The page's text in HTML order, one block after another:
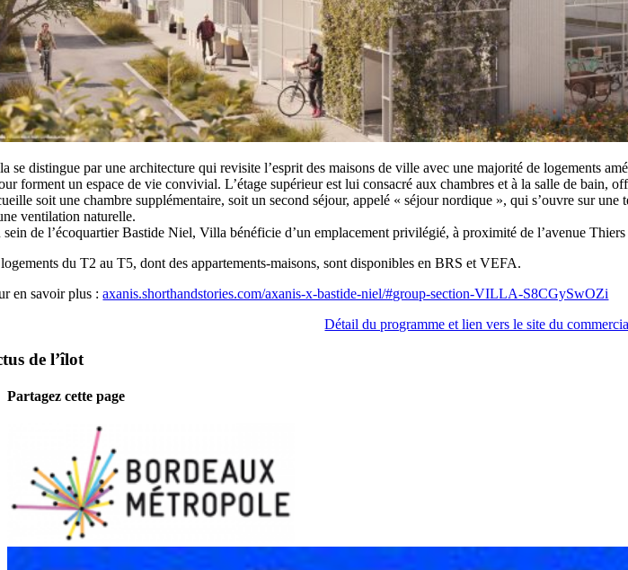
se distingue par une architecture qui revisite l’esprit des maisons de ville avec une majorité de logements
forment un espace de vie convivial. L’étage supérieur est lui consacré aux chambres et à la salle de bain,
soit une chambre supplémentaire, soit un second séjour, appelé « séjour nordique », qui s’ouvre sur
ventilation naturelle.
de l’écoquartier Bastide Niel, Villa bénéficie d’un emplacement privilégié, à proximité de l’avenue
du T2 au T5, dont des appartements-maisons, sont disponibles en BRS et VEFA.
en savoir plus :axanis.shorthandstories.com/axanis-x-bastide-niel/#group-section-VILLA-S8CGySwOZi
Détail du programme et lien vers le site du
de l’îlot
Partagez cette page